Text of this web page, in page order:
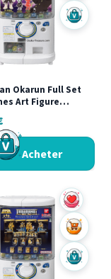
Acheter
Okarun Full Set
Art Figure
Rare Japon
Acheter
Ajouter
Acheter